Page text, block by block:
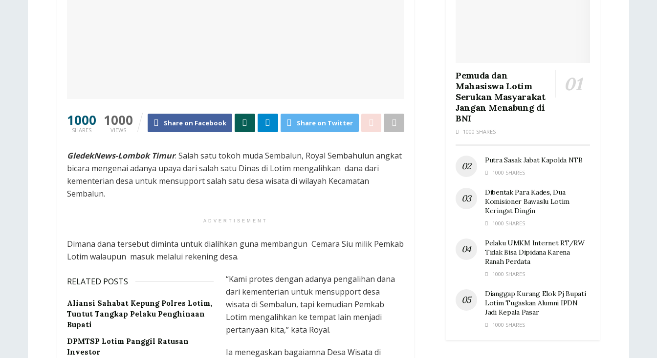
1000
SHARES
1000
VIEWS
Share on Facebook Share on Twitter
GledekNews-Lombok Timur. Salah satu tokoh muda Sembalun, Royal Sembahulun angkat
bicara mengenai adanya upaya dari salah satu Dinas di Lotim mengalihkan dana dari
kementerian desa untuk mensupport salah satu desa wisata di wilayah Kecamatan
Sembalun.
ADVERTISEMENT
Dimana dana tersebut diminta untuk dialihkan guna membangun ‎ Cemara Siu milik Pemkab
Lotim walaupun masuk melalui rekening desa.
RELATED POSTS
Aliansi Sahabat Kepung Polres Lotim,
Tuntut Tangkap Pelaku Penghinaan
Bupati
DPMTSP Lotim Panggil Ratusan
Investor
“Kami protes dengan adanya pengalihan dana
dari kementerian untuk mensupport desa
wisata di Sembalun, tapi kemudian Pemkab
Lotim mengalihkan ke tempat lain menjadi
pertanyaan kita,” kata Royal.
Ia menegaskan ‎bagaiamna Desa Wisata di
Pemuda dan
Mahasiswa Lotim
Serukan Masyarakat
Jangan Menabung di
BNI
1000 SHARES
Putra Sasak Jabat Kapolda NTB
1000 SHARES
Dibentak Para Kades, Dua
Komisioner Bawaslu Lotim
Keringat Dingin ‎
1000 SHARES
Pelaku UMKM Internet RT/RW
Tidak Bisa Dipidana Karena
Ranah Perdata
1000 SHARES
Dianggap Kurang Elok Pj Bupati
Lotim Tugaskan Alumni IPDN
Jadi Kepala Pasar‎
1000 SHARES